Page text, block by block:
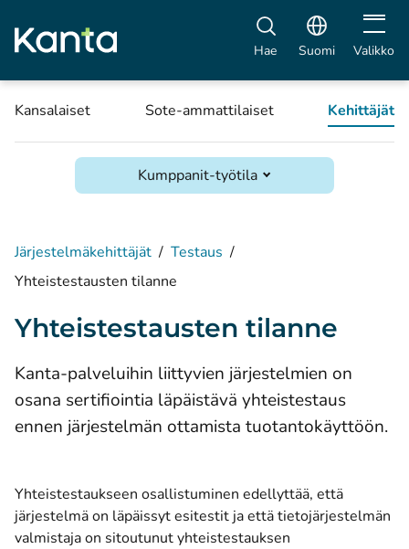
Hae Suomi Avaa
Valikko
Kansalaiset Sote-ammattilaiset Kehittäjät
Kumppanit-työtila
Järjestelmäkehittäjät / Testaus /
Yhteistestausten tilanne
Yhteistestausten tilanne
Kanta-palveluihin liittyvien järjestelmien on
osana sertifiointia läpäistävä yhteistestaus
ennen järjestelmän ottamista tuotantokäyttöön.
Yhteistestaukseen osallistuminen edellyttää, että
järjestelmä on läpäissyt esitestit ja että tietojärjestelmän
valmistaja on sitoutunut yhteistestauksen